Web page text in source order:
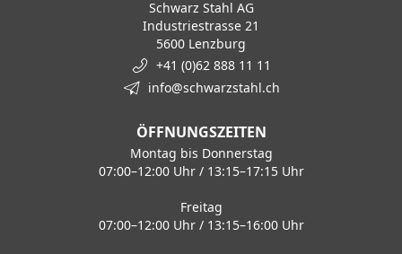
Schwarz Stahl AG
Industriestrasse 21
5600 Lenzburg
+41 (0)62 888 11 11
info@schwarzstahl.ch
ÖFFNUNGSZEITEN
Montag bis Donnerstag
07:00–12:00 Uhr / 13:15–17:15 Uhr
Freitag
07:00–12:00 Uhr / 13:15–16:00 Uhr